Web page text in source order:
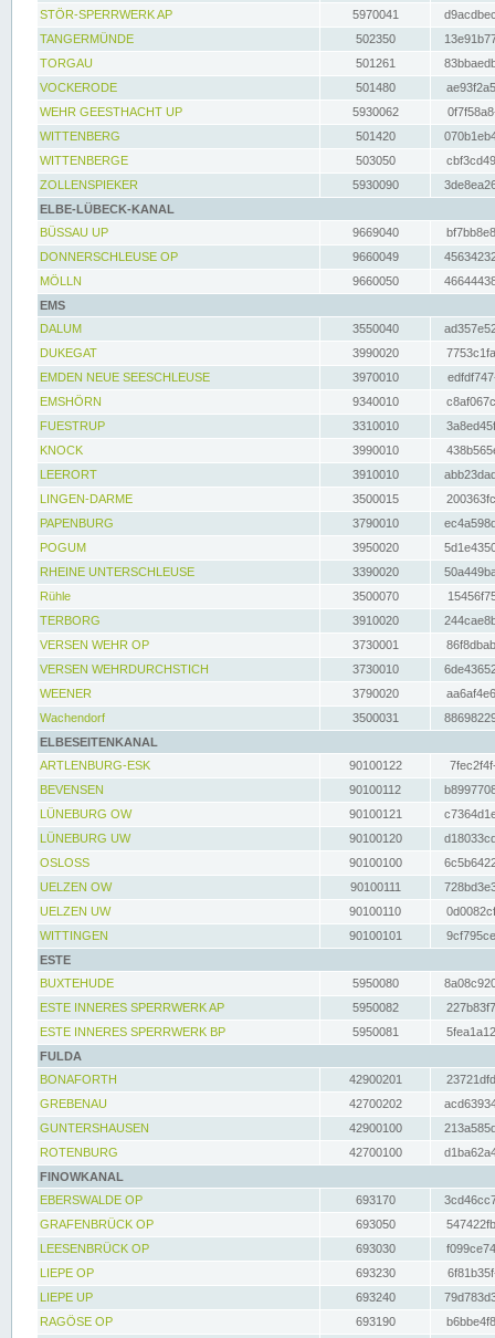
STÖR-SPERRWERK AP 5970041
TANGERMÜNDE
502350
TORGAU
501261
VOCKERODE
501480
WEHR GEESTHACHT UP
5930062
WITTENBERG
501420
WITTENBERGE
503050
ZOLLENSPIEKER
5930090
ELBE-LÜBECK-KANAL
BÜSSAU UP
9669040
DONNERSCHLEUSE OP
9660049
MÖLLN
9660050
EMS
DALUM
3550040
DUKEGAT
3990020
EMDEN NEUE SEESCHLEUSE
3970010
EMSHÖRN
9340010
FUESTRUP
3310010
KNOCK
3990010
LEERORT
3910010
LINGEN-DARME
3500015
PAPENBURG
3790010
POGUM
3950020
RHEINE UNTERSCHLEUSE
3390020
Rühle
3500070
TERBORG
3910020
VERSEN WEHR OP
3730001
VERSEN WEHRDURCHSTICH
3730010
WEENER
3790020
Wachendorf
3500031
ELBESEITENKANAL
ARTLENBURG-ESK
90100122
BEVENSEN
90100112
LÜNEBURG OW
90100121
LÜNEBURG UW
90100120
OSLOSS
90100100
UELZEN OW
90100111
UELZEN UW
90100110
WITTINGEN
90100101
ESTE
BUXTEHUDE
5950080
ESTE INNERES SPERRWERK AP
5950082
ESTE INNERES SPERRWERK BP
5950081
FULDA
BONAFORTH
42900201
GREBENAU
42700202
GUNTERSHAUSEN
42900100
ROTENBURG
42700100
FINOWKANAL
EBERSWALDE OP
693170
GRAFENBRÜCK OP
693050
LEESENBRÜCK OP
693030
LIEPE OP
693230
LIEPE UP
693240
RAGÖSE OP
693190